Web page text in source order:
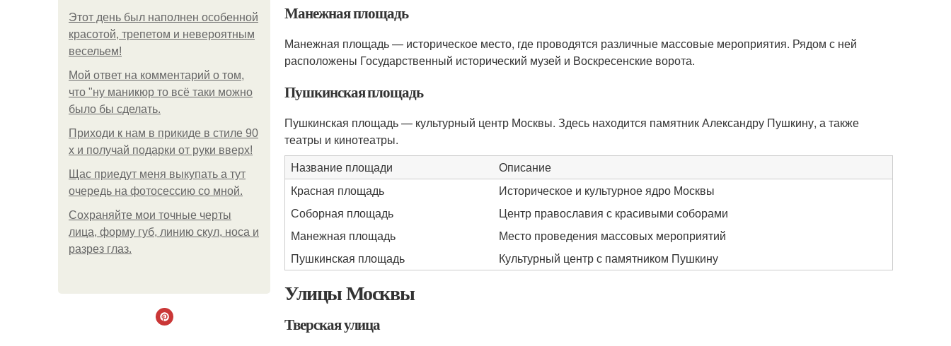
Этот день был наполнен особенной
красотой, трепетом и невероятным
весельем!
Мой ответ на комментарий о том,
что "ну маникюр то всё таки можно
было бы сделать.
Приходи к нам в прикиде в стиле 90
х и получай подарки от руки вверх!
Щас приедут меня выкупать а тут
очередь на фотосессию со мной.
Сохраняйте мои точные черты
лица, форму губ, линию скул, носа и
разрез глаз.
Манежная площадь
Манежная площадь — историческое место, где проводятся различные массовые мероприятия. Рядом с ней
расположены Государственный исторический музей и Воскресенские ворота.
Пушкинская площадь
Пушкинская площадь — культурный центр Москвы. Здесь находится памятник Александру Пушкину, а также
театры и кинотеатры.
Название площади
Описание
Красная площадь
Историческое и культурное ядро Москвы
Соборная площадь
Центр православия с красивыми соборами
Манежная площадь
Место проведения массовых мероприятий
Пушкинская площадь
Культурный центр с памятником Пушкину
Улицы Москвы
Тверская улица